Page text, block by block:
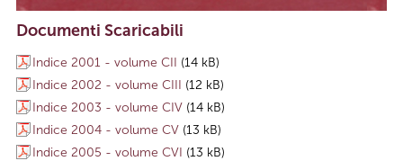
Documenti Scaricabili
Indice 2001 - volume CII (14 kB)
Indice 2002 - volume CIII (12 kB)
Indice 2003 - volume CIV (14 kB)
Indice 2004 - volume CV (13 kB)
Indice 2005 - volume CVI (13 kB)